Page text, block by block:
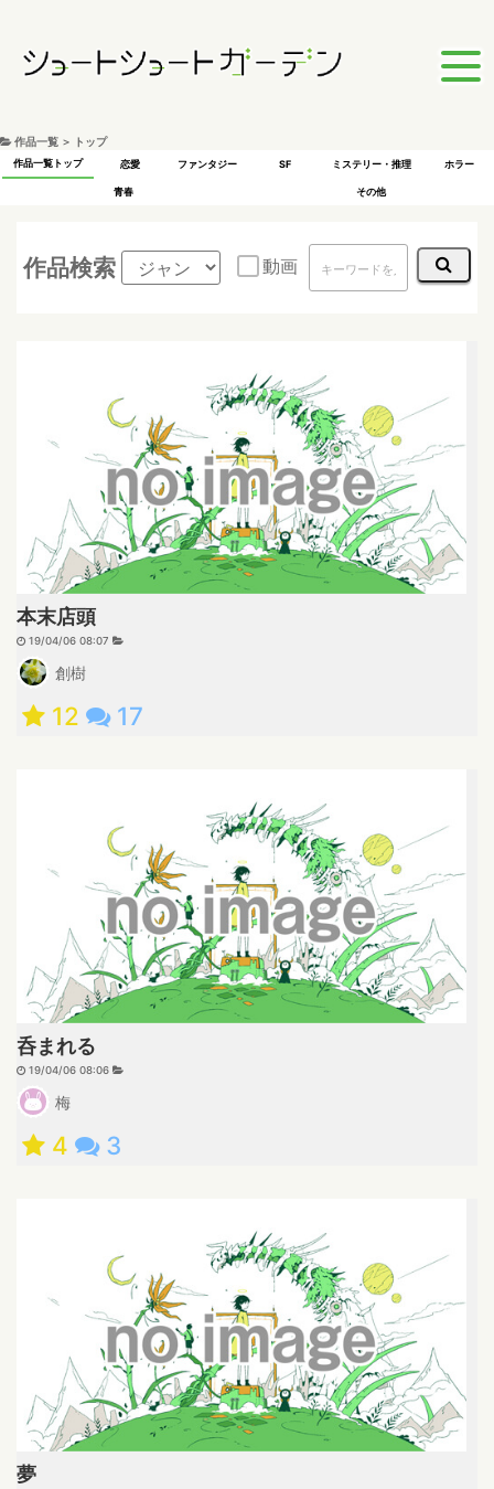
作品一覧 ＞ トップ
作品一覧トップ 恋愛 ファンタジー SF ミステリー・推理 ホラー
青春 その他
作品検索 動画
本末店頭
19/04/06 08:07
創樹
12 17
呑まれる
19/04/06 08:06
梅
4 3
夢